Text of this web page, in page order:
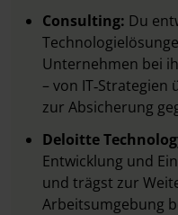
Consulting: Du
Unternehmen bei
– von
zur Absicherung
Deloitte
Entwicklung und
und trägst zur
Arbeitsumgebung